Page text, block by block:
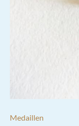
Medaillen